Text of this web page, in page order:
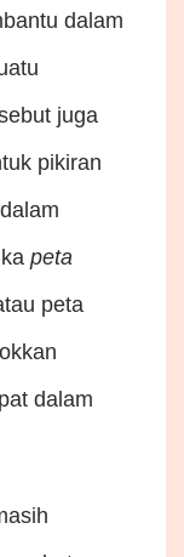
dalam
juga
pikiran
peta
peta
dalam